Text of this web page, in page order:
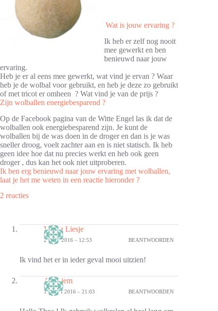
Wat is jouw ervaring ?
Ik heb er zelf nog nooit
mee gewerkt en ben
benieuwd naar jouw
ervaring.
Heb je er al eens mee gewerkt, wat vind je ervan ? Waar
heb je de wolbal voor gebruikt, en heb je deze zo gebruikt
of met tricot er omheen ? Wat vind je van de prijs ?
Zijn wolballen energiebesparend ?
Op de Facebook pagina van de Witte Engel las ik dat de
wolballen ook energiebesparend zijn. Je kunt de
wolballen bij de was doen in de droger en dan is je was
sneller droog, voelt zachter aan en is niet statisch. Ik heb
geen idee hoe dat nu precies werkt en heb ook geen
droger , dus kan het ook niet uitproberen.
Ik ben erg benieuwd naar jouw ervaring met wolballen,
laat je het me weten in een reactie hieronder ?
2 reacties
Vlijtig Liesje
2 JUNI 2016 – 12:53 BEANTWOORDEN
Ik vind het er in ieder geval mooi uitzien!
Anoniem
13 JUNI 2016 – 21:03 BEANTWOORDEN